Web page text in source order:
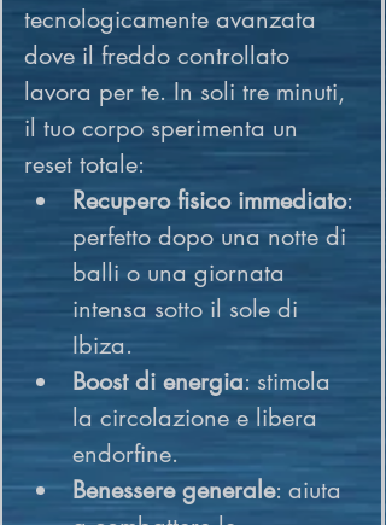
tecnologicamente avanzata
dove il freddo controllato
lavora per te. In soli tre minuti,
il tuo corpo sperimenta un
reset totale:
Recupero fisico immediato:
perfetto dopo una notte di
balli o una giornata
intensa sotto il sole di
Ibiza.
Boost di energia: stimola
la circolazione e libera
endorfine.
Benessere generale: aiuta